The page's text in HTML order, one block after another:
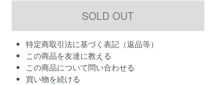
特定商取引法に基づく表記（返品等）
この商品を友達に教える
この商品について問い合わせる
買い物を続ける